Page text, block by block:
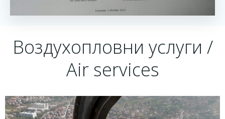
Воздухопловни услуги /
Air services